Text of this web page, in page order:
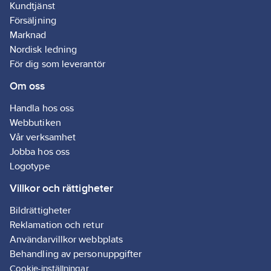
Kundtjänst
Försäljning
Marknad
Nordisk ledning
För dig som leverantör
Om oss
Handla hos oss
Webbutiken
Vår verksamhet
Jobba hos oss
Logotype
Villkor och rättigheter
Bildrättigheter
Reklamation och retur
Användarvillkor webbplats
Behandling av personuppgifter
Cookie-inställningar